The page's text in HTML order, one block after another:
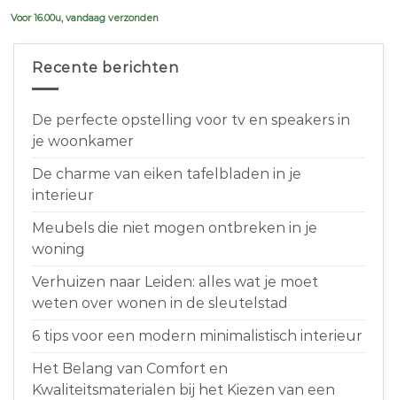
Voor 16.00u, vandaag verzonden
Recente berichten
De perfecte opstelling voor tv en speakers in
je woonkamer
De charme van eiken tafelbladen in je
interieur
Meubels die niet mogen ontbreken in je
woning
Verhuizen naar Leiden: alles wat je moet
weten over wonen in de sleutelstad
6 tips voor een modern minimalistisch interieur
Het Belang van Comfort en
Kwaliteitsmaterialen bij het Kiezen van een